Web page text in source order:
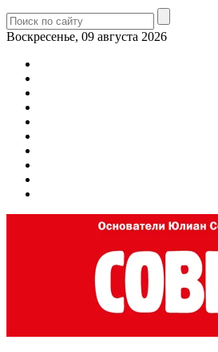
Воскресенье, 09 августа 2026